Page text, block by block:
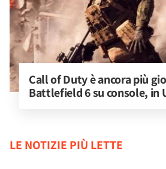
Call of Duty è ancora più
Battlefield 6 su console, in
LE NOTIZIE PIÙ LETTE